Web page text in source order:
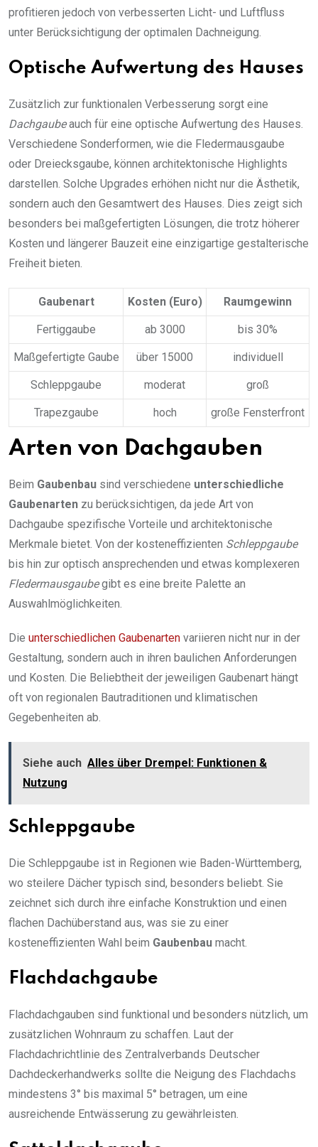
profitieren jedoch von verbesserten Licht- und Luftfluss
unter Berücksichtigung der optimalen Dachneigung.
Optische Aufwertung des Hauses
Zusätzlich zur funktionalen Verbesserung sorgt eine
Dachgaubeauch für eine optische Aufwertung des Hauses.
Verschiedene Sonderformen, wie die Fledermausgaube
oder Dreiecksgaube, können architektonische Highlights
darstellen. Solche Upgrades erhöhen nicht nur die Ästhetik,
sondern auch den Gesamtwert des Hauses. Dies zeigt sich
besonders bei maßgefertigten Lösungen, die trotz höherer
Kosten und längerer Bauzeit eine einzigartige gestalterische
Freiheit bieten.
Gaubenart Kosten (Euro) Raumgewinn
Fertiggaube ab 3000 bis 30%
Maßgefertigte Gaube über 15000 individuell
Schleppgaube moderat groß
Trapezgaube hoch große Fensterfront
Arten von Dachgauben
Beim Gaubenbau sind verschiedene unterschiedliche
Gaubenarten zu berücksichtigen, da jede Art von
Dachgaube spezifische Vorteile und architektonische
Merkmale bietet. Von der kosteneffizienten Schleppgaube
bis hin zur optisch ansprechenden und etwas komplexeren
Fledermausgaubegibt es eine breite Palette an
Auswahlmöglichkeiten.
Die unterschiedlichen Gaubenarten variieren nicht nur in der
Gestaltung, sondern auch in ihren baulichen Anforderungen
und Kosten. Die Beliebtheit der jeweiligen Gaubenart hängt
oft von regionalen Bautraditionen und klimatischen
Gegebenheiten ab.
Siehe auch Alles über Drempel: Funktionen &
Nutzung
Schleppgaube
Die Schleppgaube ist in Regionen wie Baden-Württemberg,
wo steilere Dächer typisch sind, besonders beliebt. Sie
zeichnet sich durch ihre einfache Konstruktion und einen
flachen Dachüberstand aus, was sie zu einer
kosteneffizienten Wahl beim Gaubenbau macht.
Flachdachgaube
Flachdachgauben sind funktional und besonders nützlich, um
zusätzlichen Wohnraum zu schaffen. Laut der
Flachdachrichtlinie des Zentralverbands Deutscher
Dachdeckerhandwerks sollte die Neigung des Flachdachs
mindestens 3° bis maximal 5° betragen, um eine
ausreichende Entwässerung zu gewährleisten.